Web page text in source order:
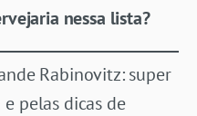
nessa lista?
Rabinovitz: super
pelas dicas de